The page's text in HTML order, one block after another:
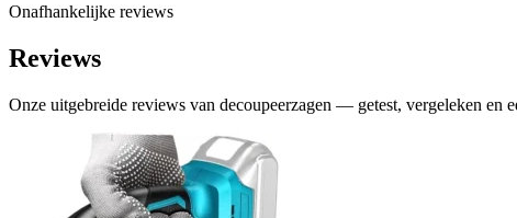
Onafhankelijke reviews
Reviews
Onze uitgebreide reviews van decoupeerzagen — getest, vergeleken en